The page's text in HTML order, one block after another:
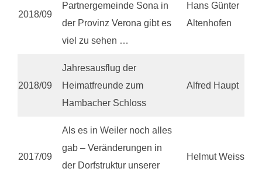
2018/09
Partnergemeinde Sona in
der Provinz Verona gibt es
viel zu sehen …
Hans Günter
Altenhofen
2018/09
Jahresausflug der
Heimatfreunde zum
Hambacher Schloss
Alfred Haupt
2017/09
Als es in Weiler noch alles
gab – Veränderungen in
der Dorfstruktur unserer
Helmut Weiss